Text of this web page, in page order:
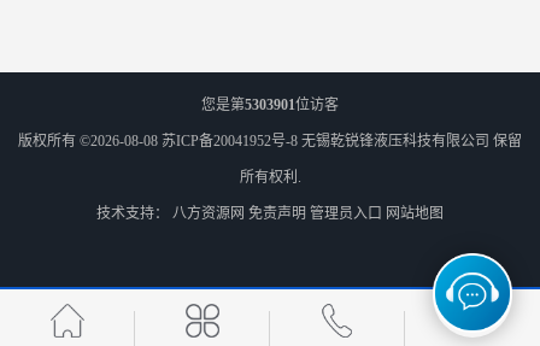
您是第5303901位访客
版权所有 ©2026-08-08 苏ICP备20041952号-8 无锡乾锐锋液压科技有限公司 保留
所有权利.
技术支持： 八方资源网 免责声明 管理员入口 网站地图